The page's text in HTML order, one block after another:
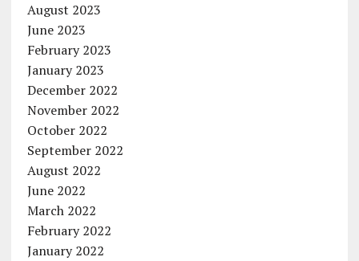
August 2023
June 2023
February 2023
January 2023
December 2022
November 2022
October 2022
September 2022
August 2022
June 2022
March 2022
February 2022
January 2022